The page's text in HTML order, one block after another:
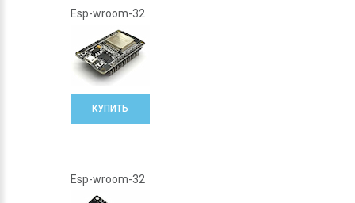
Esp-wroom-32
КУПИТЬ
Esp-wroom-32